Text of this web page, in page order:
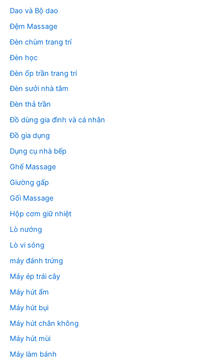
Dao và Bộ dao
Đệm Massage
Đèn chùm trang trí
Đèn học
Đèn ốp trần trang trí
Đèn sưởi nhà tắm
Đèn thả trần
Đồ dùng gia đình và cá nhân
Đồ gia dụng
Dụng cụ nhà bếp
Ghế Massage
Giường gấp
Gối Massage
Hộp cơm giữ nhiệt
Lò nướng
Lò vi sóng
máy đánh trứng
Máy ép trái cây
Máy hút ẩm
Máy hút bụi
Máy hút chân không
Máy hút mùi
Máy làm bánh